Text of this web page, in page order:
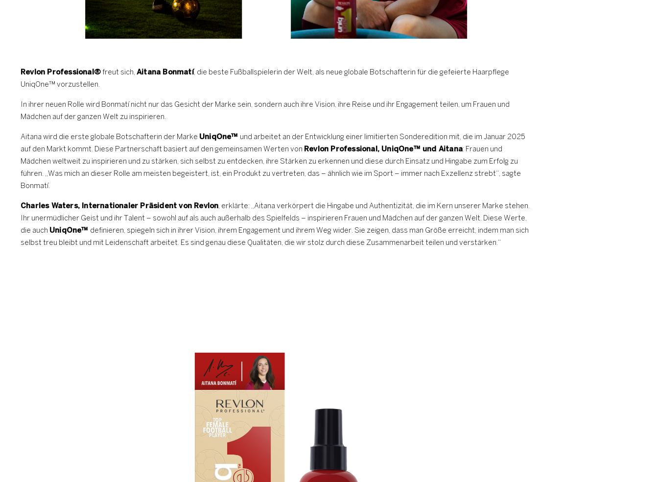
Revlon Professional® freut sich, Aitana Bonmatí, die beste Fußballspielerin der Welt, als neue globale Botschafterin für die gefeierte Haarpflege
UniqOne™️ vorzustellen.
In ihrer neuen Rolle wird Bonmatí nicht nur das Gesicht der Marke sein, sondern auch ihre Vision, ihre Reise und ihr Engagement teilen, um Frauen und
Mädchen auf der ganzen Welt zu inspirieren.
Aitana wird die erste globale Botschafterin der Marke UniqOne™️ und arbeitet an der Entwicklung einer limitierten Sonderedition mit, die im Januar 2025
auf den Markt kommt. Diese Partnerschaft basiert auf den gemeinsamen Werten von Revlon Professional, UniqOne™️ und Aitana: Frauen und
Mädchen weltweit zu inspirieren und zu stärken, sich selbst zu entdecken, ihre Stärken zu erkennen und diese durch Einsatz und Hingabe zum Erfolg zu
führen. „Was mich an dieser Rolle am meisten begeistert, ist, ein Produkt zu vertreten, das – ähnlich wie im Sport – immer nach Exzellenz strebt“, sagte
Bonmatí.
Charles Waters, Internationaler Präsident von Revlon, erklärte: „Aitana verkörpert die Hingabe und Authentizität, die im Kern unserer Marke stehen.
Ihr unermüdlicher Geist und ihr Talent – sowohl auf als auch außerhalb des Spielfelds – inspirieren Frauen und Mädchen auf der ganzen Welt. Diese Werte,
die auch UniqOne™️ definieren, spiegeln sich in ihrer Vision, ihrem Engagement und ihrem Weg wider. Sie zeigen, dass man Größe erreicht, indem man sich
selbst treu bleibt und mit Leidenschaft arbeitet. Es sind genau diese Qualitäten, die wir stolz durch diese Zusammenarbeit teilen und verstärken.“